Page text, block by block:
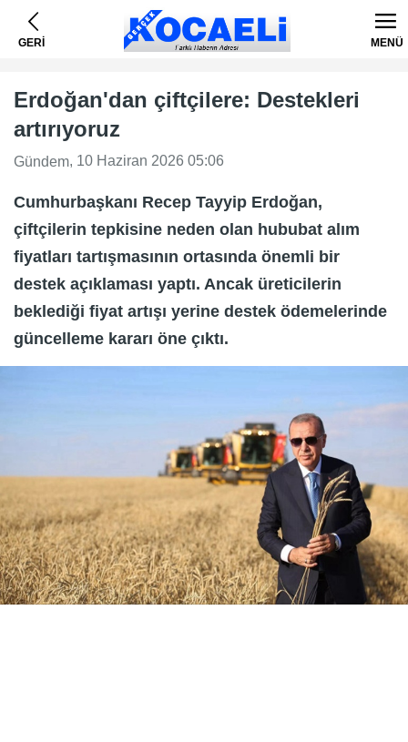
GERİ MENÜ
Erdoğan'dan çiftçilere: Destekleri
artırıyoruz
Gündem, 10 Haziran 2026 05:06
Cumhurbaşkanı Recep Tayyip Erdoğan,
çiftçilerin tepkisine neden olan hububat alım
fiyatları tartışmasının ortasında önemli bir
destek açıklaması yaptı. Ancak üreticilerin
beklediği fiyat artışı yerine destek ödemelerinde
güncelleme kararı öne çıktı.